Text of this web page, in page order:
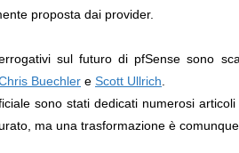
proposta dai provider.
sul futuro di pfSense sono
Buechler e Scott Ullrich
sono stati dedicati numerosi
ma una trasformazione è